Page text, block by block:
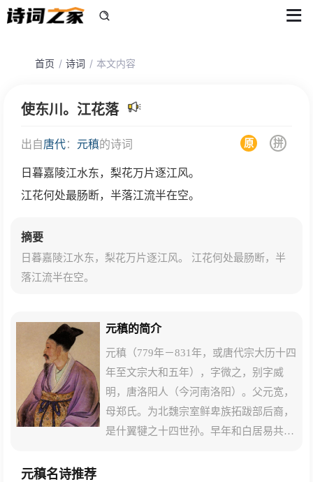
首页 诗词 本文内容
使东川。江花落
出自唐代： 元稹的诗词 拼
原
日暮嘉陵江水东，梨花万片逐江风。
江花何处最肠断，半落江流半在空。
摘要
日暮嘉陵江水东，梨花万片逐江风。 江花何处最肠断，半
落江流半在空。
元稹的简介
元稹（779年－831年，或唐代宗大历十四
年至文宗大和五年），字微之，别字威
明，唐洛阳人（今河南洛阳）。父元宽，
母郑氏。为北魏宗室鲜卑族拓跋部后裔，
是什翼犍之十四世孙。早年和白居易共同
元稹名诗推荐